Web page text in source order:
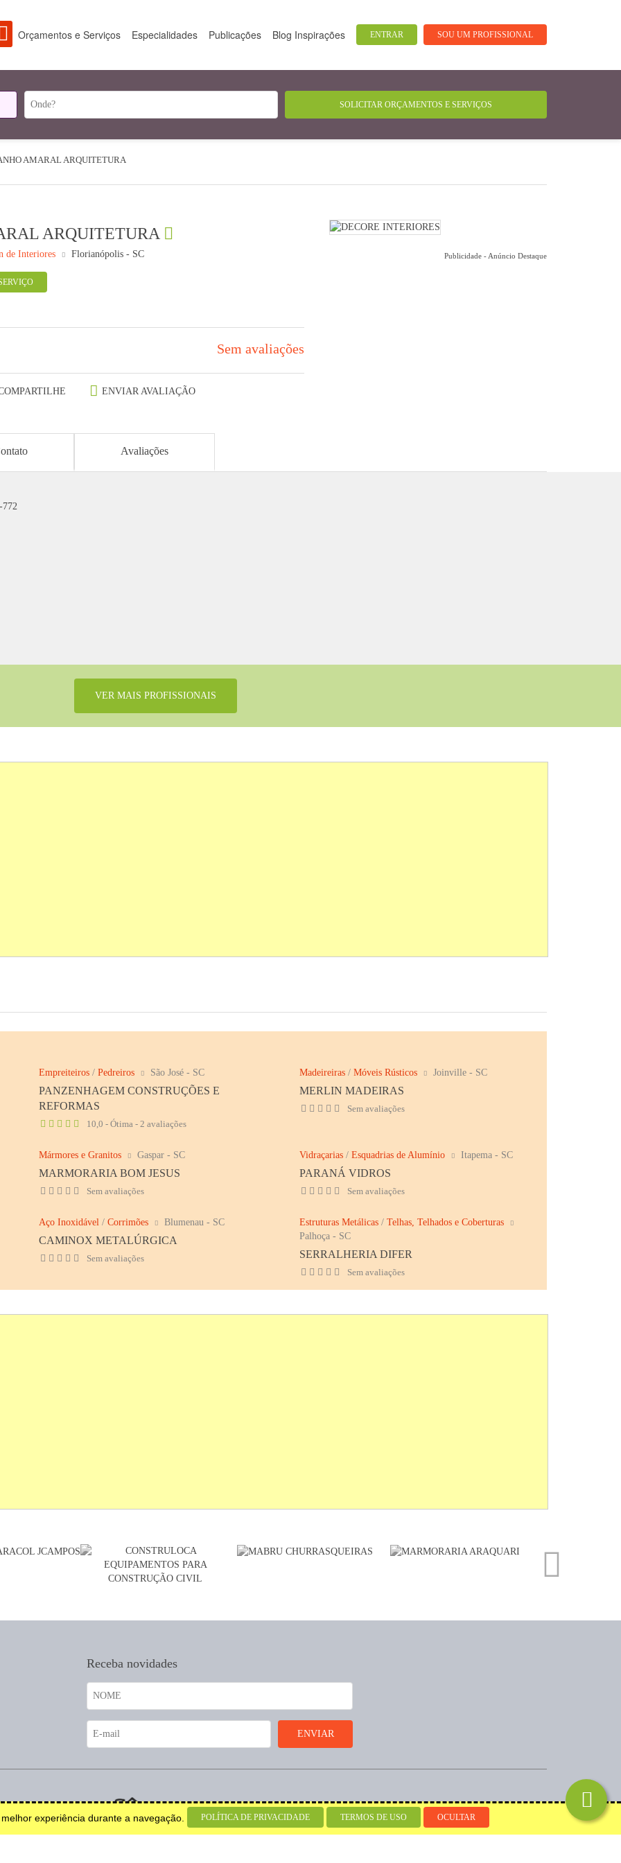
ENTRAR SOU UM PROFISSIONAL
Orçamentos e Serviços Especialidades Publicações Blog Inspirações
AMARAL ARQUITETURA
ARQUITETURA
de Interiores Florianópolis - SC
Sem avaliações
ENVIAR AVALIAÇÃO
Publicidade - Anúncio Destaque
Avaliações
772
VER MAIS PROFISSIONAIS
Empreiteiros/ Pedreiros São José - SC
PANZENHAGEM CONSTRUÇÕES E
REFORMAS
10,0 - Ótima - 2 avaliações
Madeireiras /Móveis Rústicos Joinville - SC
MERLIN MADEIRAS
Sem avaliações
Mármores e Granitos Gaspar - SC
MARMORARIA BOM JESUS
Sem avaliações
Vidraçarias /Esquadrias de Alumínio Itapema - SC
PARANÁ VIDROS
Sem avaliações
Aço Inoxidável/ Corrimões Blumenau - SC
CAMINOX METALÚRGICA
Sem avaliações
Estruturas Metálicas /Telhas, Telhados e Coberturas
Palhoça - SC
SERRALHERIA DIFER
Sem avaliações
Receba novidades
Desenvolvido por
experiência durante a navegação. POLÍTICA DE PRIVACIDADE TERMOS DE USO OCULTAR